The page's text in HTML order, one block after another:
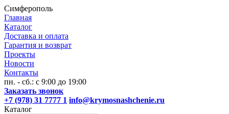
Симферополь
Главная
Каталог
Доставка и оплата
Гарантия и возврат
Проекты
Новости
Контакты
пн. - сб.: с 9:00 до 19:00
Заказать звонок
+7 (978) 31 7777 1 info@krymosnashchenie.ru
Каталог